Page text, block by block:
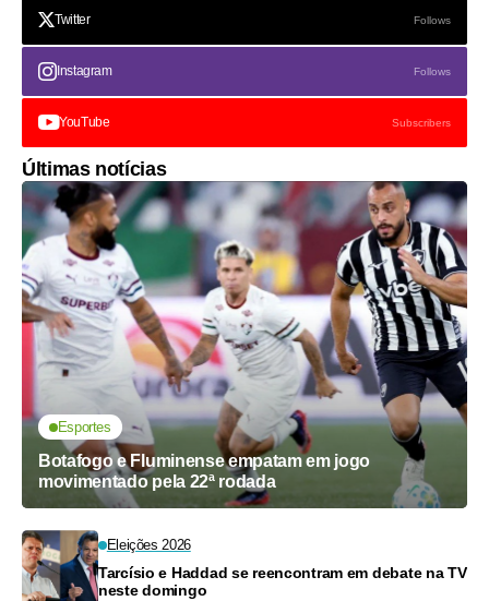
Twitter Follows
Instagram Follows
YouTube Subscribers
Últimas notícias
Esportes
Botafogo e Fluminense empatam em jogo
movimentado pela 22ª rodada
Eleições 2026
Tarcísio e Haddad se reencontram em debate na TV
neste domingo